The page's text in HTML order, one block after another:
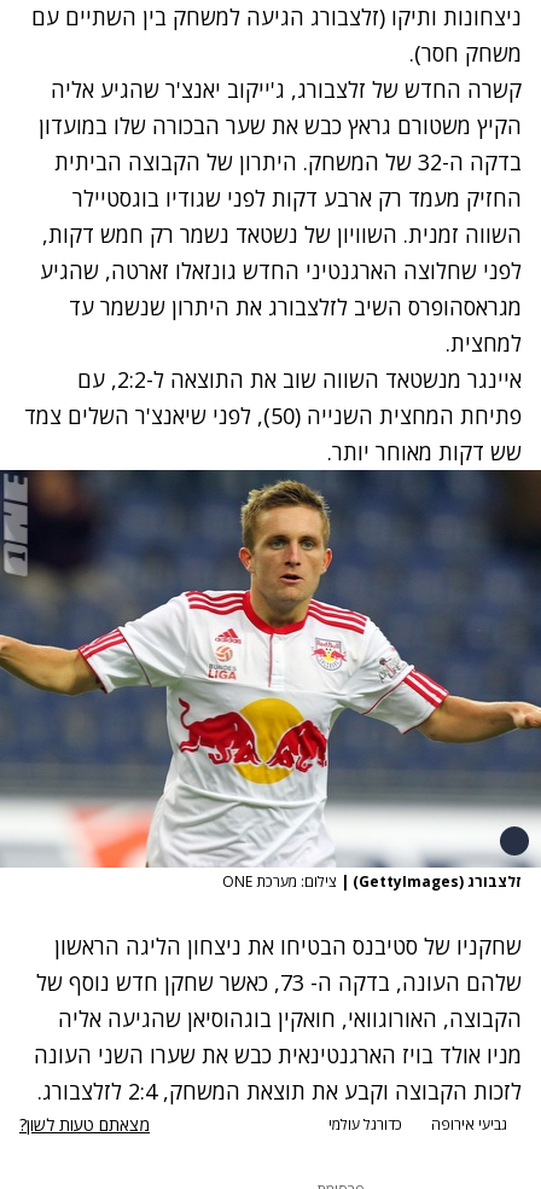
ניצחונות ותיקו (זלצבורג הגיעה למשחק בין השתיים עם
משחק חסר).
קשרה החדש של זלצבורג, ג'ייקוב יאנצ'ר שהגיע אליה
הקיץ משטורם גראץ כבש את שער הבכורה שלו במועדון
בדקה ה-32 של המשחק. היתרון של הקבוצה הביתית
החזיק מעמד רק ארבע דקות לפני שגודיו בוגסטיילר
השווה זמנית. השוויון של נשטאד נשמר רק חמש דקות,
לפני שחלוצה הארגנטיני החדש גונזאלו זארטה, שהגיע
מגראסהופרס השיב לזלצבורג את היתרון שנשמר עד
למחצית.
איינגר מנשטאד השווה שוב את התוצאה ל-2:2, עם
פתיחת המחצית השנייה (50), לפני שיאנצ'ר השלים צמד
שש דקות מאוחר יותר.
זלצבורג (GettyImages) | צילום: מערכת ONE
שחקניו של סטיבנס הבטיחו את ניצחון הליגה הראשון
שלהם העונה, בדקה ה- 73, כאשר שחקן חדש נוסף של
הקבוצה, האורוגוואי, חואקין בוגהוסיאן שהגיעה אליה
מניו אולד בויז הארגנטינאית כבש את שערו השני העונה
לזכות הקבוצה וקבע את תוצאת המשחק, 2:4 לזלצבורג.
גביעי אירופה כדורגל עולמי מצאתם טעות לשון?